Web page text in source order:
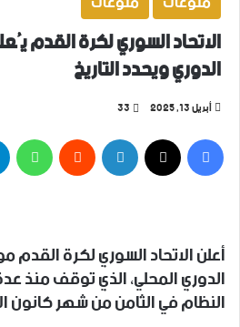
الاتحاد السوري لكرة القدم
الدوري ويحدد التاريخ
أبريل 13, 2025 33
فيسبوك‫X لينكدإن
أعلن الاتحاد السوري لكرة
الدوري المحلي، الذي توقف منذ
النظام في الثامن من شهر كانون